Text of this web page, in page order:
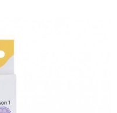
結帳頁面顯示為準，若有關於
問，請聯繫「AFTEE先享後付
support/home
先享後付」服務完成之交
並將交易相關給付款項請求債